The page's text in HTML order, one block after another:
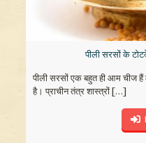
पीली सरसों के
पीली सरसों एक बहुत ही आम चीज हैं
है। प्राचीन तंत्र शास्त्रों[…]